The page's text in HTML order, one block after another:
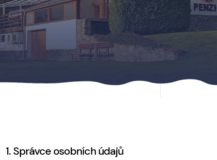
1. Správce osobních údajů